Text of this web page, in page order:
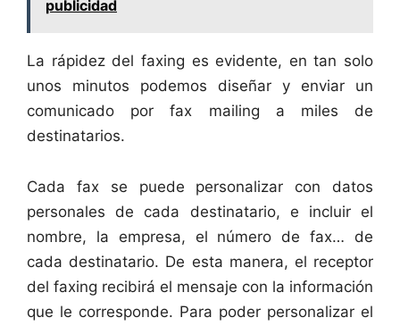
publicidad
La rápidez del faxing es evidente, en tan solo
unos minutos podemos diseñar y enviar un
comunicado por fax mailing a miles de
destinatarios.
Cada fax se puede personalizar con datos
personales de cada destinatario, e incluir el
nombre, la empresa, el número de fax… de
cada destinatario. De esta manera, el receptor
del faxing recibirá el mensaje con la información
que le corresponde. Para poder personalizar el